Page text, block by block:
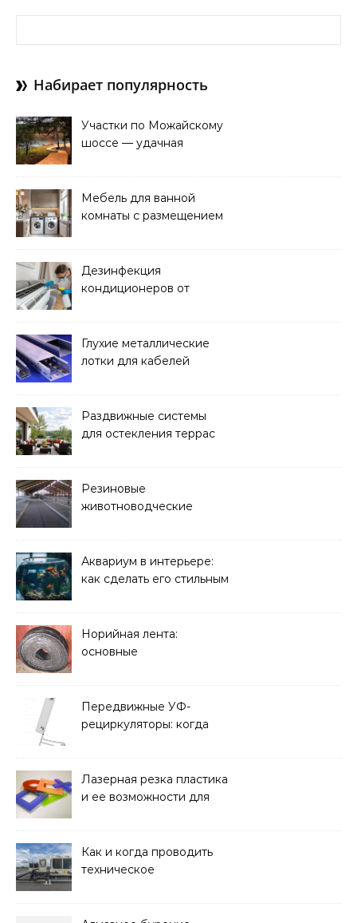
Набирает популярность
Участки по Можайскому
шоссе — удачная
Мебель для ванной
комнаты с размещением
Дезинфекция
кондиционеров от
Глухие металлические
лотки для кабелей
Раздвижные системы
для остекления террас
Резиновые
животноводческие
решать
Аквариум в интерьере:
как сделать его стильным
Норийная лента:
основные
и советы по выбору
Передвижные УФ-
рециркуляторы: когда
Лазерная резка пластика
и ее возможности для
Как и когда проводить
техническое